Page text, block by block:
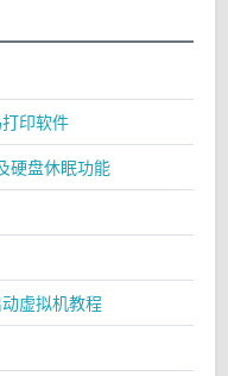
印软件
硬盘休眠功能
虚拟机教程